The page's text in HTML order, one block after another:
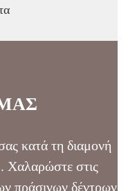
κατά τη διαμονή
Χαλαρώστε στις
πράσινων δέντρων